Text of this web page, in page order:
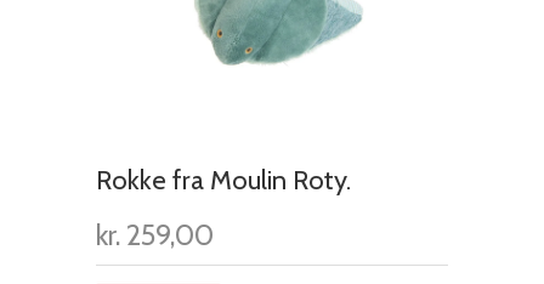
Rokke fra Moulin Roty.
kr. 259,00